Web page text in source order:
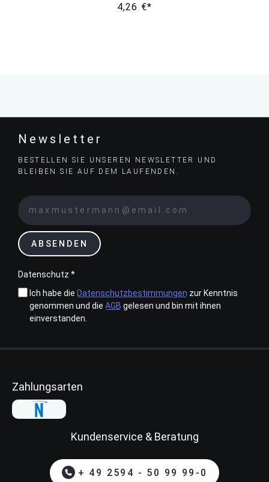
4,26 €*
Newsletter
BESTELLEN SIE UNSEREN NEWSLETTER UND
BLEIBEN SIE AUF DEM LAUFENDEN.
ABSENDEN
Datenschutz *
Ich habe die Datenschutzbestimmungen zur Kenntnis
genommen und die AGB gelesen und bin mit ihnen
einverstanden.
Zahlungsarten
Kundenservice & Beratung
+ 49 2594 - 50 99 99-0